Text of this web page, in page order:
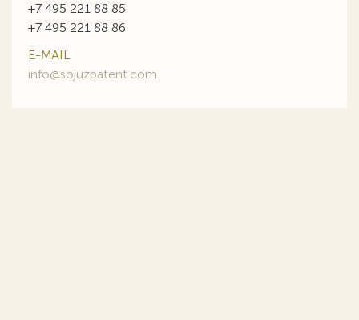
+7 495 221 88 85
+7 495 221 88 86
E-MAIL
info@sojuzpatent.com